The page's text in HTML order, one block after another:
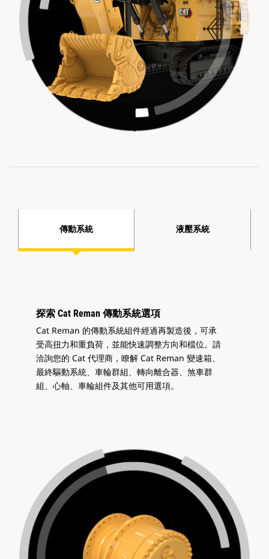
傳動系統 液壓系統
探索 Cat Reman 傳動系統選項
Cat Reman 的傳動系統組件經過再製造後，可承
受高扭力和重負荷，並能快速調整方向和檔位。請
洽詢您的 Cat 代理商，瞭解 Cat Reman 變速箱、
最終驅動系統、車輪群組、轉向離合器、煞車群
組、心軸、車輪組件及其他可用選項。